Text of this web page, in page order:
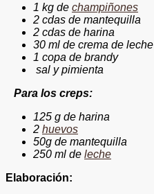
1 kg de champiñones
2 cdas de mantequilla
2 cdas de harina
30 ml de crema de leche
1 copa de brandy
sal y pimienta
los creps:
125 g de harina
2 huevos
50g de mantequilla
250 ml de leche
Elaboración: